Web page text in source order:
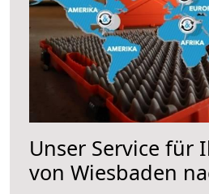
Unser Service für
von Wiesbaden